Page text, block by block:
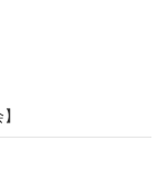
。 …… 后来，阮星辰
老光棍，还是某跨
，于是阮星辰欢欢喜
眼睛只能看我，心
有男性。” “霸道！
说我是禽 “……”